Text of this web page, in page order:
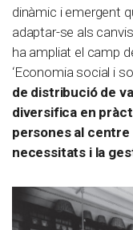
dinàmic i emergent
adaptar-se als
ha ampliat el camp
‘Economia social i
de distribució de
diversifica en
persones al centre
necessitats i la